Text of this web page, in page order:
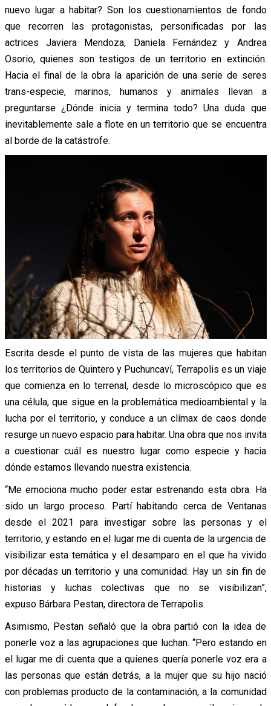
nuevo lugar a habitar? Son los cuestionamientos de fondo
que recorren las protagonistas, personificadas por las
actrices Javiera Mendoza, Daniela Fernández y Andrea
Osorio, quienes son testigos de un territorio en extinción.
Hacia el final de la obra la aparición de una serie de seres
trans-especie, marinos, humanos y animales llevan a
preguntarse ¿Dónde inicia y termina todo? Una duda que
inevitablemente sale a flote en un territorio que se encuentra
al borde de la catástrofe.
Escrita desde el punto de vista de las mujeres que habitan
los territorios de Quintero y Puchuncaví, Terrapolis es un viaje
que comienza en lo terrenal, desde lo microscópico que es
una célula, que sigue en la problemática medioambiental y la
lucha por el territorio, y conduce a un clímax de caos donde
resurge un nuevo espacio para habitar. Una obra que nos invita
a cuestionar cuál es nuestro lugar como especie y hacia
dónde estamos llevando nuestra existencia.
“Me emociona mucho poder estar estrenando esta obra. Ha
sido un largo proceso. Partí habitando cerca de Ventanas
desde el 2021 para investigar sobre las personas y el
territorio, y estando en el lugar me di cuenta de la urgencia de
visibilizar esta temática y el desamparo en el que ha vivido
por décadas un territorio y una comunidad. Hay un sin fin de
historias y luchas colectivas que no se visibilizan”,
expuso Bárbara Pestan, directora de Terrapolis.
Asimismo, Pestan señaló que la obra partió con la idea de
ponerle voz a las agrupaciones que luchan. “Pero estando en
el lugar me di cuenta que a quienes quería ponerle voz era a
las personas que están detrás, a la mujer que su hijo nació
con problemas producto de la contaminación, a la comunidad